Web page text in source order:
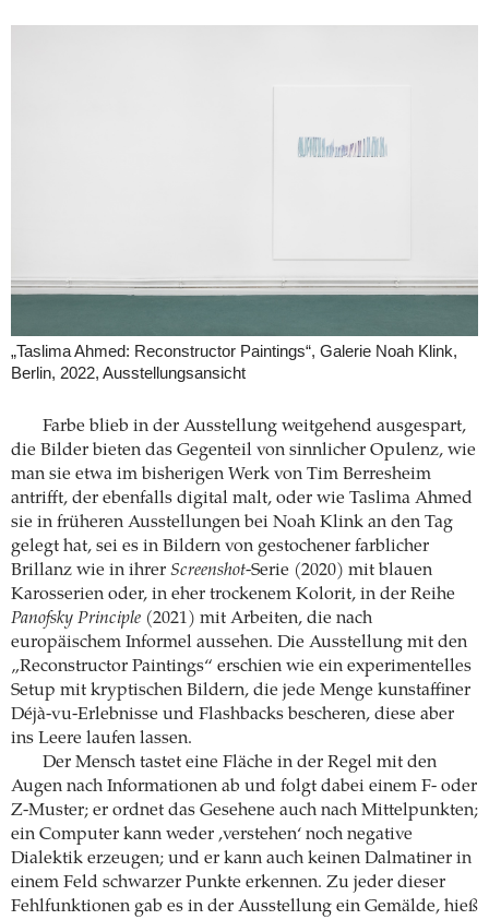
„Taslima Ahmed: Reconstructor Paintings“, Galerie Noah Klink,
Berlin, 2022, Ausstellungsansicht
Farbe blieb in der Ausstellung weitgehend ausgespart,
die Bilder bieten das Gegenteil von sinnlicher Opulenz, wie
man sie etwa im bisherigen Werk von Tim Berresheim
antrifft, der ebenfalls digital malt, oder wie Taslima Ahmed
sie in früheren Ausstellungen bei Noah Klink an den Tag
gelegt hat, sei es in Bildern von gestochener farblicher
Brillanz wie in ihrer Screenshot-Serie (2020) mit blauen
Karosserien oder, in eher trockenem Kolorit, in der Reihe
Panofsky Principle (2021) mit Arbeiten, die nach
europäischem Informel aussehen. Die Ausstellung mit den
„Reconstructor Paintings“ erschien wie ein experimentelles
Setup mit kryptischen Bildern, die jede Menge kunstaffiner
Déjà-vu-Erlebnisse und Flashbacks bescheren, diese aber
ins Leere laufen lassen.
Der Mensch tastet eine Fläche in der Regel mit den
Augen nach Informationen ab und folgt dabei einem F- oder
Z-Muster; er ordnet das Gesehene auch nach Mittelpunkten;
ein Computer kann weder ,verstehen‘ noch negative
Dialektik erzeugen; und er kann auch keinen Dalmatiner in
einem Feld schwarzer Punkte erkennen. Zu jeder dieser
Fehlfunktionen gab es in der Ausstellung ein Gemälde, hieß